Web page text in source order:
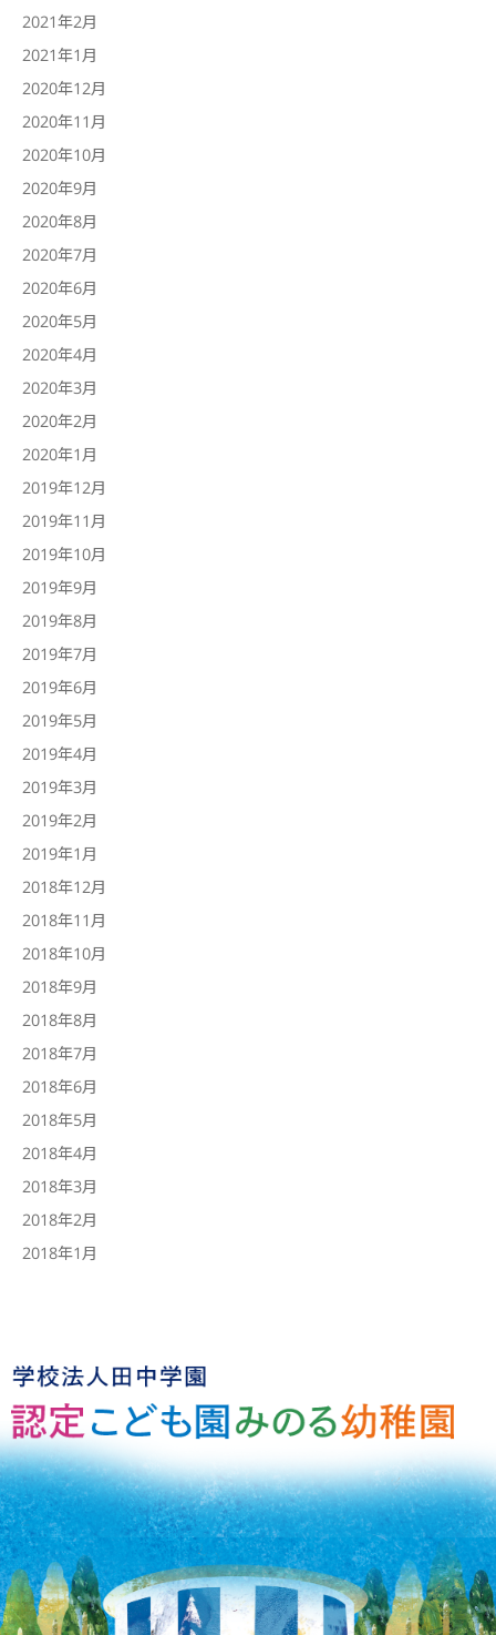
2021年2月
2021年1月
2020年12月
2020年11月
2020年10月
2020年9月
2020年8月
2020年7月
2020年6月
2020年5月
2020年4月
2020年3月
2020年2月
2020年1月
2019年12月
2019年11月
2019年10月
2019年9月
2019年8月
2019年7月
2019年6月
2019年5月
2019年4月
2019年3月
2019年2月
2019年1月
2018年12月
2018年11月
2018年10月
2018年9月
2018年8月
2018年7月
2018年6月
2018年5月
2018年4月
2018年3月
2018年2月
2018年1月